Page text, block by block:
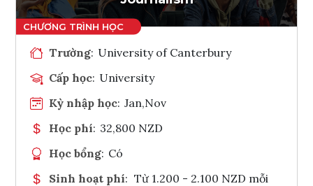
Trường: University of Canterbury
Cấp học: University
Kỳ nhập học: Jan,Nov
Học phí: 32,800 NZD
Học bổng: Có
Sinh hoạt phí: Từ 1.200 - 2.100 NZD mỗi